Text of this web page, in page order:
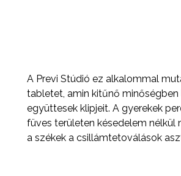
A Previ Stúdió ez alkalommal
tabletet, amin kitűnő
együttesek klipjeit. A gyerekek
füves területen késedelem
a székek a csillámtetoválások